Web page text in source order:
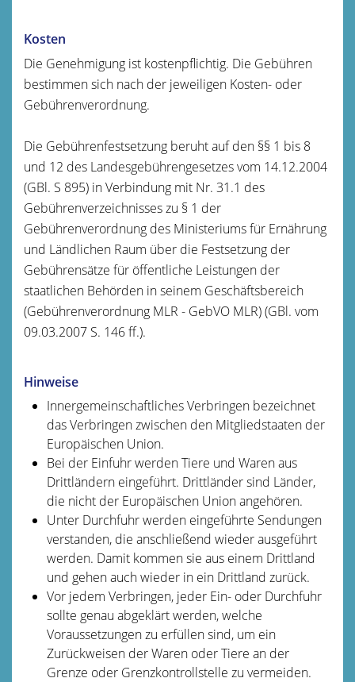
Kosten
Die Genehmigung ist kostenpflichtig. Die Gebühren
bestimmen sich nach der jeweiligen Kosten- oder
Gebührenverordnung.
Die Gebührenfestsetzung beruht auf den §§ 1 bis 8
und 12 des Landesgebührengesetzes vom 14.12.2004
(GBl. S 895) in Verbindung mit Nr. 31.1 des
Gebührenverzeichnisses zu § 1 der
Gebührenverordnung des Ministeriums für Ernährung
und Ländlichen Raum über die Festsetzung der
Gebührensätze für öffentliche Leistungen der
staatlichen Behörden in seinem Geschäftsbereich
(Gebührenverordnung MLR - GebVO MLR) (GBl. vom
09.03.2007 S. 146 ff.).
Hinweise
Innergemeinschaftliches Verbringen bezeichnet
das Verbringen zwischen den Mitgliedstaaten der
Europäischen Union.
Bei der Einfuhr werden Tiere und Waren aus
Drittländern eingeführt. Drittländer sind Länder,
die nicht der Europäischen Union angehören.
Unter Durchfuhr werden eingeführte Sendungen
verstanden, die anschließend wieder ausgeführt
werden. Damit kommen sie aus einem Drittland
und gehen auch wieder in ein Drittland zurück.
Vor jedem Verbringen, jeder Ein- oder Durchfuhr
sollte genau abgeklärt werden, welche
Voraussetzungen zu erfüllen sind, um ein
Zurückweisen der Waren oder Tiere an der
Grenze oder Grenzkontrollstelle zu vermeiden.